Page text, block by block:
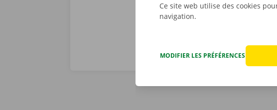
Ce site web utilise des cookies
navigation.
MODIFIER LES PRÉFÉRENCES